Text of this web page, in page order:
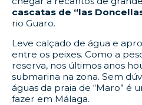
cascatas de “las
rio Guaro.
Leve calçado de água e
entre os peixes. Como a
reserva, nos últimos anos
submarina na zona. Sem
águas da praia de “Maro” é
fazer em Málaga.